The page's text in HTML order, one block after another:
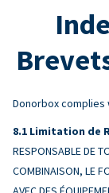
Donorbox complies
Limitation de
RESPONSABLE DE
COMBINAISON, LE